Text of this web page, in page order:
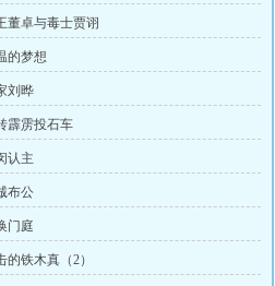
董卓与毒士贾诩
的梦想
刘晔
霹雳投石车
认主
布公
门庭
的铁木真（2）